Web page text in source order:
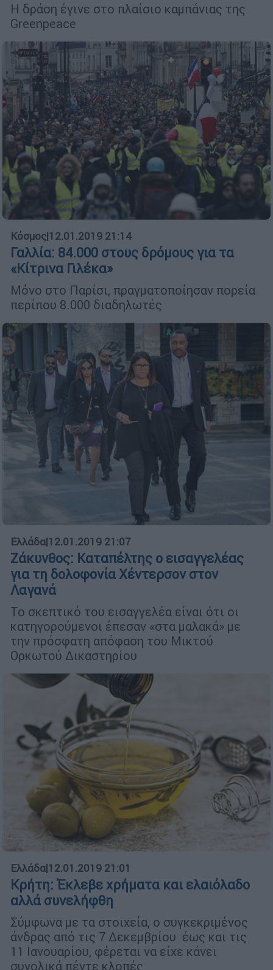
Η δράση έγινε στο πλαίσιο καμπάνιας της
Greenpeace
Κόσμος|12.01.2019 21:14
Γαλλία: 84.000 στους δρόμους για τα
«Κίτρινα Γιλέκα»
Μόνο στο Παρίσι, πραγματοποίησαν πορεία
περίπου 8.000 διαδηλωτές
Ελλάδα|12.01.2019 21:07
Ζάκυνθος: Καταπέλτης ο εισαγγελέας
για τη δολοφονία Χέντερσον στον
Λαγανά
Το σκεπτικό του εισαγγελέα είναι ότι οι
κατηγορούμενοι έπεσαν «στα μαλακά» με
την πρόσφατη απόφαση του Μικτού
Ορκωτού Δικαστηρίου
Ελλάδα|12.01.2019 21:01
Κρήτη: Έκλεβε χρήματα και ελαιόλαδο
αλλά συνελήφθη
Σύμφωνα με τα στοιχεία, ο συγκεκριμένος
άνδρας από τις 7 Δεκεμβρίου έως και τις
11 Ιανουαρίου, φέρεται να είχε κάνει
συνολικά πέντε κλοπές